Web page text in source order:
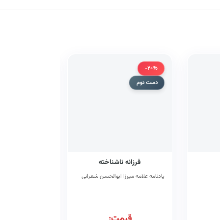
-20%
دست دوم
فرزانه ناشناخته
یادنامه علامه میرزا ابوالحسن شعرانی